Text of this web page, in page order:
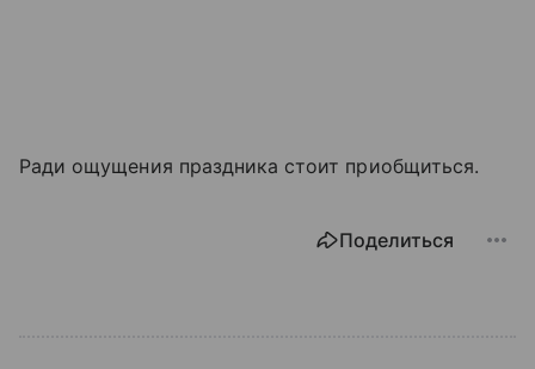
Ради ощущения праздника стоит приобщиться.
Поделиться